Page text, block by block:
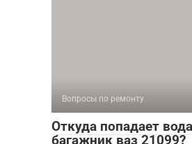
Вопросы по ремонту
Откуда попадает
багажник ваз 21099?